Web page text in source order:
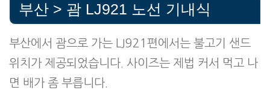
부산 > 괌 LJ921 노선 기내식
부산에서 괌으로 가는 LJ921편에서는 불고기 샌드
위치가 제공되었습니다. 사이즈는 제법 커서 먹고 나
면 배가 좀 부릅니다.